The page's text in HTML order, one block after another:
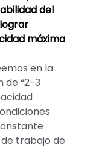
del
máxima
en la
de “2-3
trabajo de